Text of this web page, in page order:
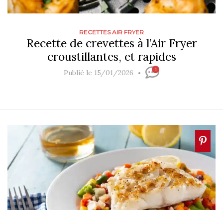
RECETTES AIR FRYER
Recette de crevettes à l’Air Fryer
croustillantes, et rapides
Publié le 15/01/2026 1